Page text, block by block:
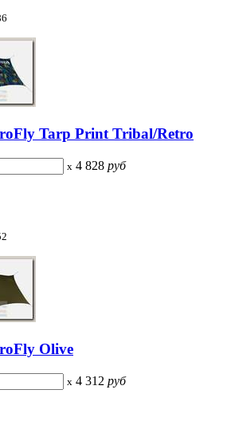
Tarp Print Tribal/Retro
x 4 828 руб
Olive
x 4 312 руб